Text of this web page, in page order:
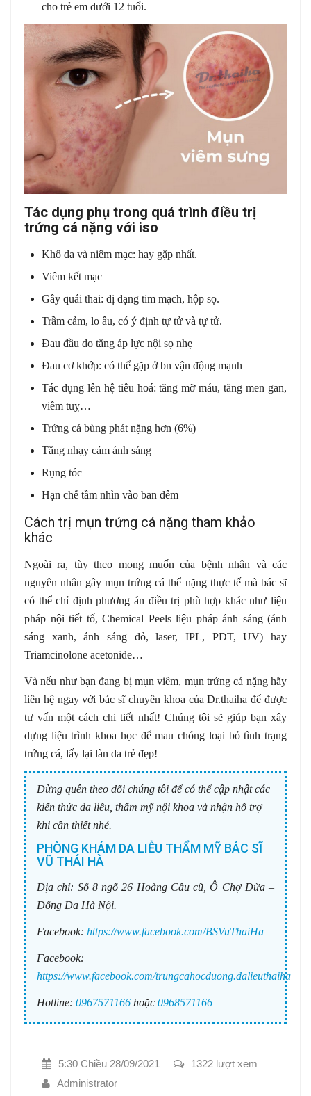
cho trẻ em dưới 12 tuổi.
Tác dụng phụ trong quá trình điều trị
trứng cá nặng với iso
Khô da và niêm mạc: hay gặp nhất.
Viêm kết mạc
Gây quái thai: dị dạng tim mạch, hộp sọ.
Trầm cảm, lo âu, có ý định tự tử và tự tử.
Đau đầu do tăng áp lực nội sọ nhẹ
Đau cơ khớp: có thể gặp ở bn vận động mạnh
Tác dụng lên hệ tiêu hoá: tăng mỡ máu, tăng men gan,
viêm tuỵ…
Trứng cá bùng phát nặng hơn (6%)
Tăng nhạy cảm ánh sáng
Rụng tóc
Hạn chế tầm nhìn vào ban đêm
Cách trị mụn trứng cá nặng tham khảo
khác
Ngoài ra, tùy theo mong muốn của bệnh nhân và các
nguyên nhân gây mụn trứng cá thể nặng thực tế mà bác sĩ
có thể chỉ định phương án điều trị phù hợp khác như liệu
pháp nội tiết tố, Chemical Peels liệu pháp ánh sáng (ánh
sáng xanh, ánh sáng đỏ, laser, IPL, PDT, UV) hay
Triamcinolone acetonide…
Và nếu như bạn đang bị mụn viêm, mụn trứng cá nặng hãy
liên hệ ngay với bác sĩ chuyên khoa của Dr.thaiha để được
tư vấn một cách chi tiết nhất! Chúng tôi sẽ giúp bạn xây
dựng liệu trình khoa học để mau chóng loại bỏ tình trạng
trứng cá, lấy lại làn da trẻ đẹp!
Đừng quên theo dõi chúng tôi để có thể cập nhật các
kiến thức da liễu, thẩm mỹ nội khoa và nhận hỗ trợ
khi cần thiết nhé.
PHÒNG KHÁM DA LIỄU THẨM MỸ BÁC SĨ
VŨ THÁI HÀ
Địa chỉ: Số 8 ngõ 26 Hoàng Cầu cũ, Ô Chợ Dừa –
Đống Đa Hà Nội.
Facebook: https://www.facebook.com/BSVuThaiHa
Facebook:
https://www.facebook.com/trungcahocduong.dalieuthaiha
Hotline: 0967571166 hoặc 0968571166
5:30 Chiều 28/09/2021
1322 lượt xem
Administrator